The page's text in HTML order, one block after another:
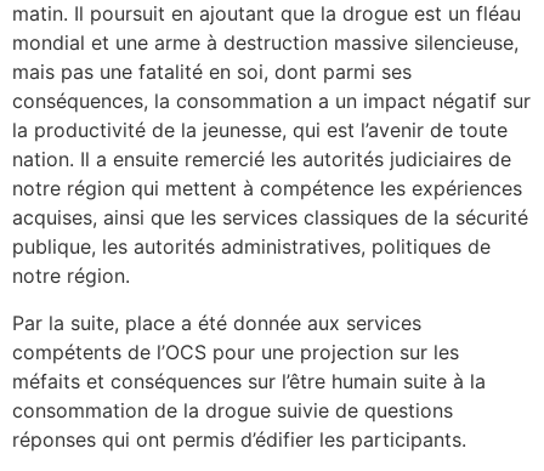
matin. Il poursuit en ajoutant que la drogue est un fléau
mondial et une arme à destruction massive silencieuse,
mais pas une fatalité en soi, dont parmi ses
conséquences, la consommation a un impact négatif sur
la productivité de la jeunesse, qui est l’avenir de toute
nation. Il a ensuite remercié les autorités judiciaires de
notre région qui mettent à compétence les expériences
acquises, ainsi que les services classiques de la sécurité
publique, les autorités administratives, politiques de
notre région.
Par la suite, place a été donnée aux services
compétents de l’OCS pour une projection sur les
méfaits et conséquences sur l’être humain suite à la
consommation de la drogue suivie de questions
réponses qui ont permis d’édifier les participants.